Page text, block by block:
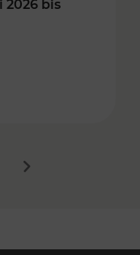
2026 bis
Nächstes